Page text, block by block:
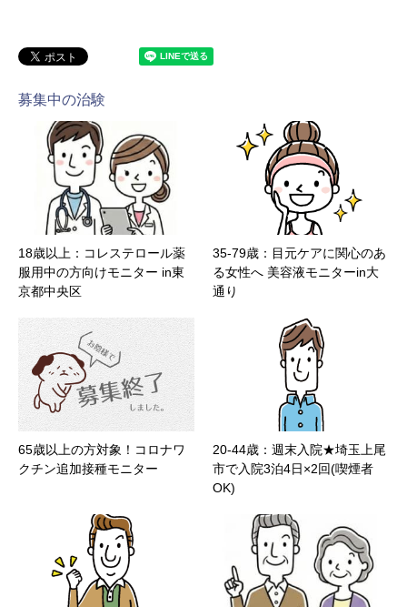
募集中の治験
18歳以上：コレステロール薬
服用中の方向けモニター in東
京都中央区
35-79歳：目元ケアに関心のあ
る女性へ 美容液モニターin大
通り
65歳以上の方対象！コロナワ
クチン追加接種モニター
20-44歳：週末入院★埼玉上尾
市で入院3泊4日×2回(喫煙者
OK)